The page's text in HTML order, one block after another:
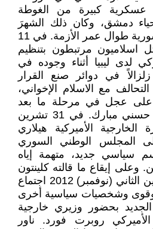
كبيرة من الغوطة
دمشق، وكان ذلك الشهرَ
الأقسى على السلطة السورية طوال عمر الأزمة. في 11
(سبتمبر) 2012 قتل اسلاميون مرتبطون بتنظيم
لدى ليبيا أثناء وجوده في
في دوائر صنع القرار
مع الاسلام الإخواني،
على عجل في مرحلة ما بعد
سقوط الرئيس المصري حسني مبارك. في 31 تشرين
وزيرة الخارجية الأميركية هيلاري
المجلس الوطني السوري
سياسي جديد، متهمة إياه
وعلى إيقاع ما قالته كلينتون
عقد في الدوحة في تشرين الثاني (نوفمبر) 2012 اجتماع
وشخصيات سياسية أخرى
بحضور وزيري خارجية
روبرت فورد. ناور